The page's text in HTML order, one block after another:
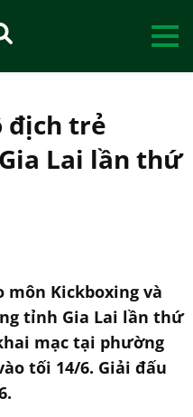
địch trẻ
Lai lần thứ
môn Kickboxing và
tỉnh Gia Lai lần thứ
mạc tại phường
tối 14/6. Giải đấu